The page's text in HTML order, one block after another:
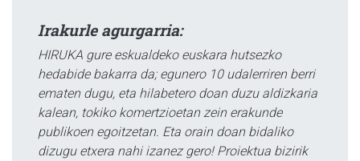
Irakurle agurgarria:
HIRUKA gure eskualdeko euskara hutsezko
hedabide bakarra da; egunero 10 udalerriren berri
ematen dugu, eta hilabetero doan duzu aldizkaria
kalean, tokiko komertzioetan zein erakunde
publikoen egoitzetan. Eta orain doan bidaliko
dizugu etxera nahi izanez gero! Proiektua bizirik